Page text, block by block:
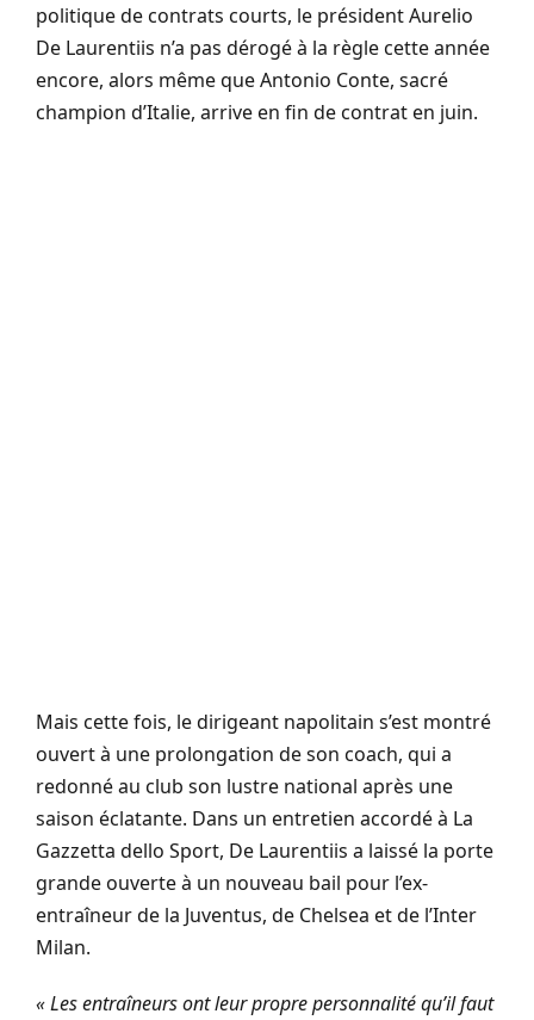
politique de contrats courts, le président Aurelio
De Laurentiis n’a pas dérogé à la règle cette année
encore, alors même que Antonio Conte, sacré
champion d’Italie, arrive en fin de contrat en juin.
Mais cette fois, le dirigeant napolitain s’est montré
ouvert à une prolongation de son coach, qui a
redonné au club son lustre national après une
saison éclatante. Dans un entretien accordé à La
Gazzetta dello Sport, De Laurentiis a laissé la porte
grande ouverte à un nouveau bail pour l’ex-
entraîneur de la Juventus, de Chelsea et de l’Inter
Milan.
« Les entraîneurs ont leur propre personnalité qu’il faut